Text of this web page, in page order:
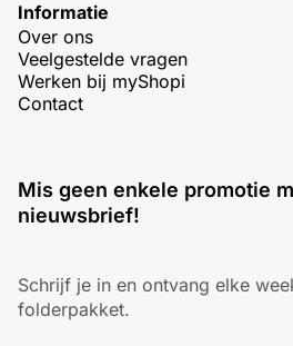
Informatie
Over ons
Veelgestelde vragen
Werken bij myShopi
Contact
Mis geen enkele promotie
nieuwsbrief!
Schrijf je in en ontvang elke
folderpakket.